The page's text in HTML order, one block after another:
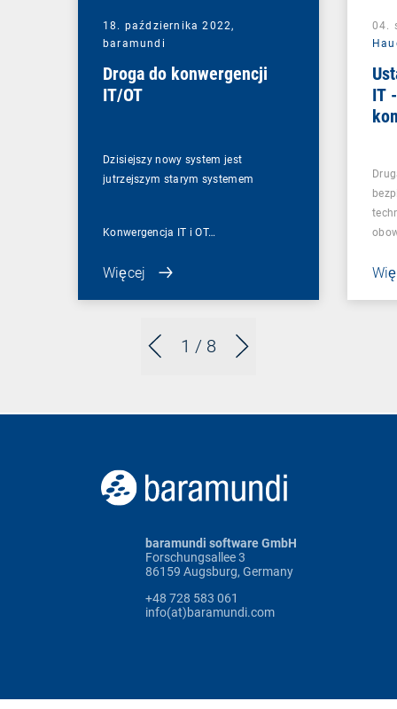
1 / 8
18. października 2022,
baramundi
Droga do konwergencji
IT/OT
Dzisiejszy nowy system jest
jutrzejszym starym systemem
Konwergencja IT i OT…
Więcej
04.
IT
baramundi software GmbH
Forschungsallee 3
86159 Augsburg, Germany
+48 728 583 061
info(at)baramundi.com